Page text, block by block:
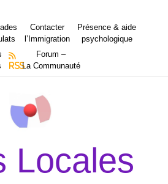
Contacter
l’Immigration
Présence & aide
psychologique
RSS
Forum –
La Communauté
Locales